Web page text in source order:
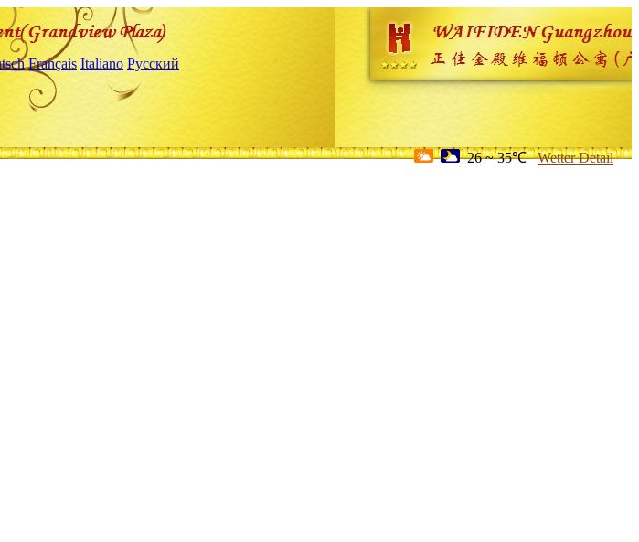
Français Italiano Русский
26 ~ 35℃ Wetter Detail